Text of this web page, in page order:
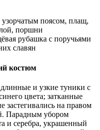
поясом, плащ,
поршни
рубашка с поручьями
костюм
и узкие туники с
цвета; затканные
на правом
Парадным убором
и серебра, украшенный